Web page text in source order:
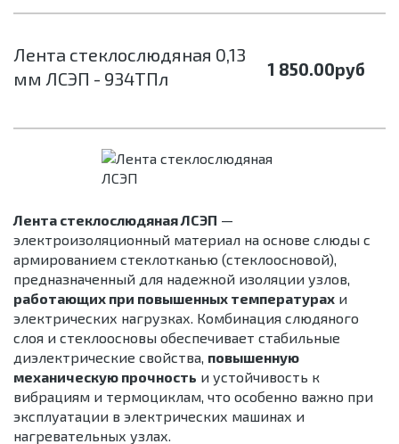
Лента стеклослюдяная 0,13
мм ЛСЭП - 934ТПл
1 850.00руб
Лента стеклослюдяная ЛСЭП —
электроизоляционный материал на основе слюды с
армированием стеклотканью (стеклоосновой),
предназначенный для надежной изоляции узлов,
работающих при повышенных температурах и
электрических нагрузках. Комбинация слюдяного
слоя и стеклоосновы обеспечивает стабильные
диэлектрические свойства, повышенную
механическую прочность и устойчивость к
вибрациям и термоциклам, что особенно важно при
эксплуатации в электрических машинах и
нагревательных узлах.